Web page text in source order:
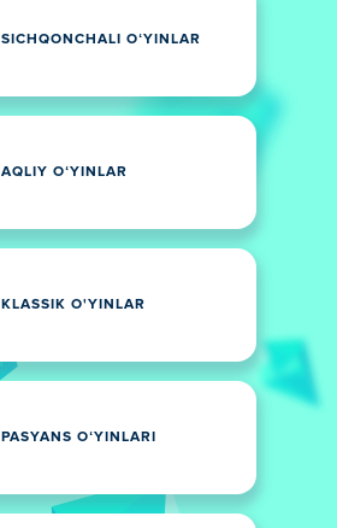
SICHQONCHALI OʻYINLAR
AQLIY OʻYINLAR
KLASSIK O'YINLAR
PASYANS OʻYINLARI